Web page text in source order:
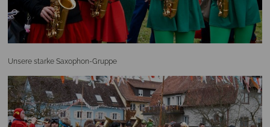
Unsere starke Saxophon-Gruppe